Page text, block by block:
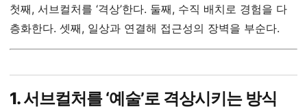
첫째, 서브컬처를 ‘격상’한다. 둘째, 수직 배치로 경험을 다
층화한다. 셋째, 일상과 연결해 접근성의 장벽을 부순다.
1. 서브컬처를 ‘예술’로 격상시키는 방식